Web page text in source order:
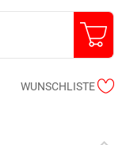
WUNSCHLISTE